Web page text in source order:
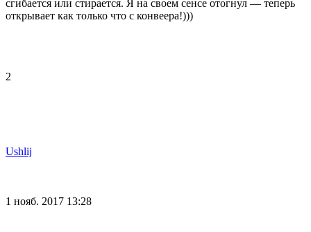
сгибается или стирается. Я на своем сенсе отогнул — теперь
открывает как только что с конвеера!)))
2
Ushlij
1 нояб. 2017 13:28